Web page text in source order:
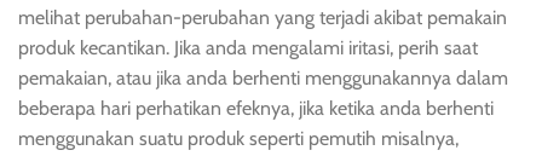
melihat perubahan-perubahan yang terjadi akibat pemakain
produk kecantikan. Jika anda mengalami iritasi, perih saat
pemakaian, atau jika anda berhenti menggunakannya dalam
beberapa hari perhatikan efeknya, jika ketika anda berhenti
menggunakan suatu produk seperti pemutih misalnya,